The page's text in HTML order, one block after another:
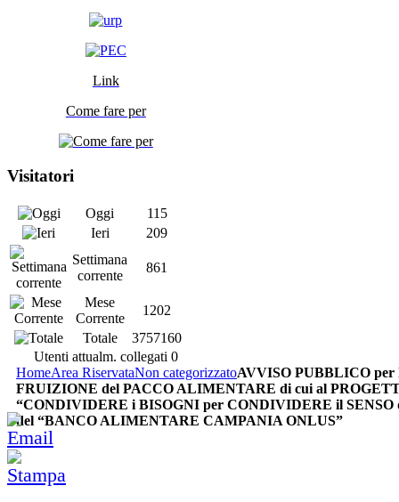
Link
Come fare per
Visitatori
Oggi
115
Ieri
209
Settimana
corrente
861
Mese
Corrente
1202
Totale
3757160
Utenti attualm. collegati 0
HomeArea RiservataNon categorizzatoAVVISO PUBBLICO per
FRUIZIONE del PACCO ALIMENTARE di cui al
“CONDIVIDERE i BISOGNI per CONDIVIDERE il SENSO
del “BANCO ALIMENTARE CAMPANIA ONLUS”